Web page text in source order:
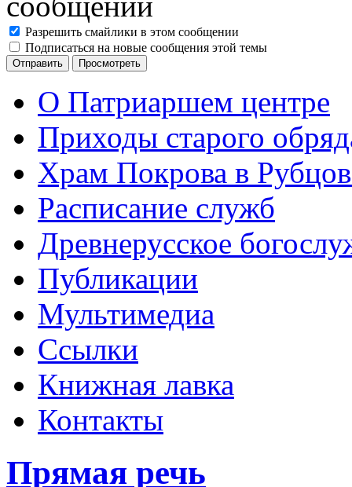
Разрешить смайлики в этом сообщении
Подписаться на новые сообщения этой темы
О Патриаршем центре
Приходы старого
Храм Покрова в
Расписание служб
Древнерусское
Публикации
Мультимедиа
Ссылки
Книжная лавка
Контакты
Прямая речь